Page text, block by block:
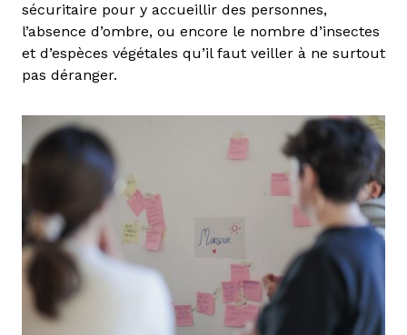
sécuritaire pour y accueillir des personnes,
l’absence d’ombre, ou encore le nombre d’insectes
et d’espèces végétales qu’il faut veiller à ne surtout
pas déranger.